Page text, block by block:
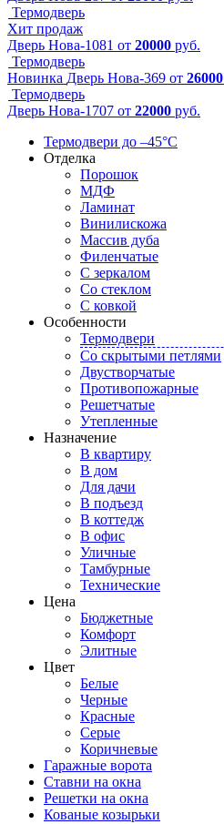
Термодверь
Хит продаж
Дверь Нова-1081 от 20000 руб.
Термодверь
Новинка Дверь Нова-369 от 26000
Термодверь
Дверь Нова-1707 от 22000 руб.
Термодвери до –45°С
Отделка
Порошок
МДФ
Ламинат
Винилискожа
Массив дуба
Филенчатые
С зеркалом
Со стеклом
С ковкой
Особенности
Термодвери
Со скрытыми петлями
Двустворчатые
Противопожарные
Решетчатые
Утепленные
Назначение
В квартиру
В дом
Для дачи
В подъезд
В коттедж
В офис
Уличные
Тамбурные
Технические
Цена
Бюджетные
Комфорт
Элитные
Цвет
Белые
Черные
Красные
Серые
Коричневые
Гаражные ворота
Ставни на окна
Решетки на окна
Кованые козырьки